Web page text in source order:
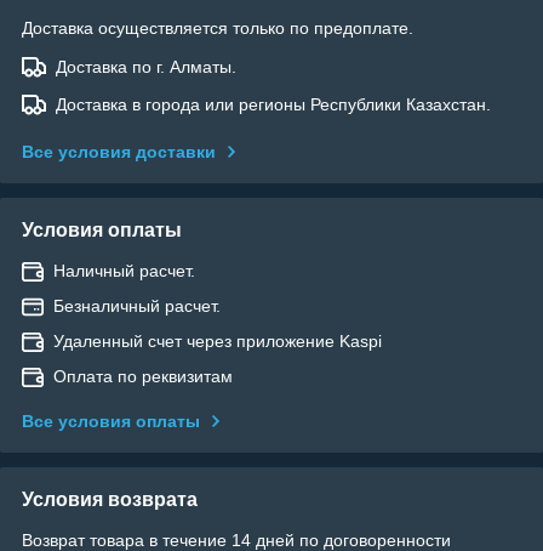
Доставка осуществляется только по предоплате.
Доставка по г. Алматы.
Доставка в города или регионы Республики Казахстан.
Все условия доставки
Условия оплаты
Наличный расчет.
Безналичный расчет.
Удаленный счет через приложение Kaspi
Оплата по реквизитам
Все условия оплаты
Условия возврата
Возврат товара в течение 14 дней по договоренности